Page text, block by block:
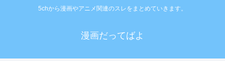
5chから漫画やアニメ関連のスレをまとめていきます。
漫画だってばよ